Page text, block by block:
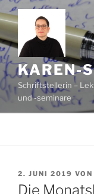
Zum
Inhalt
springen
KAREN-
Schriftstellerin –
und -seminare
AM
2. JUNI 2019 VON
Die